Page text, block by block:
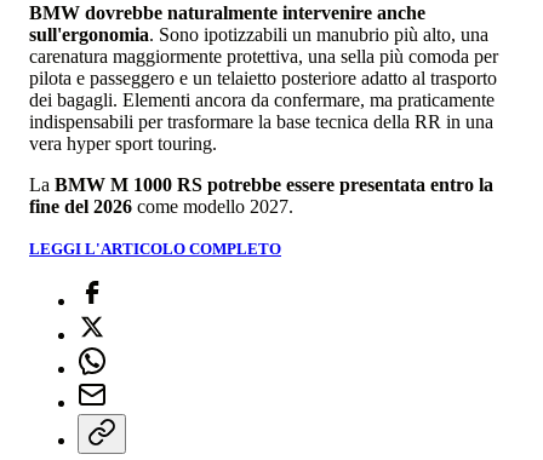
BMW dovrebbe naturalmente intervenire anche
sull'ergonomia. Sono ipotizzabili un manubrio più alto, una
carenatura maggiormente protettiva, una sella più comoda per
pilota e passeggero e un telaietto posteriore adatto al trasporto
dei bagagli. Elementi ancora da confermare, ma praticamente
indispensabili per trasformare la base tecnica della RR in una
vera hyper sport touring.
La BMW M 1000 RS potrebbe essere presentata entro la
fine del 2026 come modello 2027.
LEGGI L'ARTICOLO COMPLETO